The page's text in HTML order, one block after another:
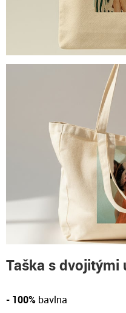
Taška s dvojitými
- 100% bavlna